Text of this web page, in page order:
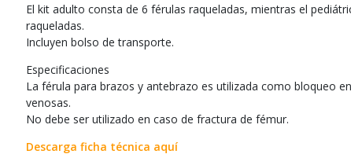
El kit adulto consta de 6 férulas raqueladas, mientras el
raqueladas.
Incluyen bolso de transporte.
Especificaciones
La férula para brazos y antebrazo es utilizada como bloqueo
venosas.
No debe ser utilizado en caso de fractura de fémur.
Descarga ficha técnica aquí